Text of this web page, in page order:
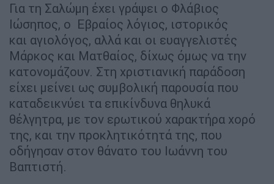
Για τη Σαλώμη έχει γράψει ο Φλάβιος
Ιώσηπος, ο Εβραίος λόγιος, ιστορικός
και αγιολόγος, αλλά και οι ευαγγελιστές
Μάρκος και Ματθαίος, δίχως όμως να την
κατονομάζουν. Στη χριστιανική παράδοση
είχει μείνει ως συμβολική παρουσία που
καταδεικνύει τα επικίνδυνα θηλυκά
θέλγητρα, με τον ερωτικού χαρακτήρα χορό
της, και την προκλητικότητά της, που
οδήγησαν στον θάνατο του Ιωάννη του
Βαπτιστή.